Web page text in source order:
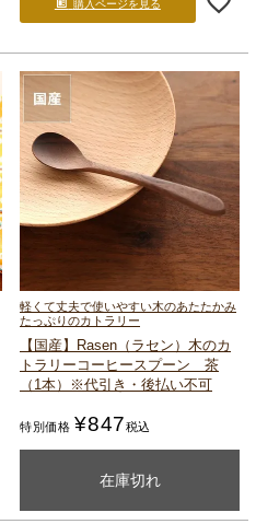
購入ページを見る
軽くて丈夫で使いやすい木のあたたかみ
たっぷりのカトラリー
【国産】Rasen（ラセン） 木のカ
トラリー コーヒースプーン 茶
（1本）
※代引き・後払い不可
特別価格 ¥847税込
在庫切れ
購入ページを見る